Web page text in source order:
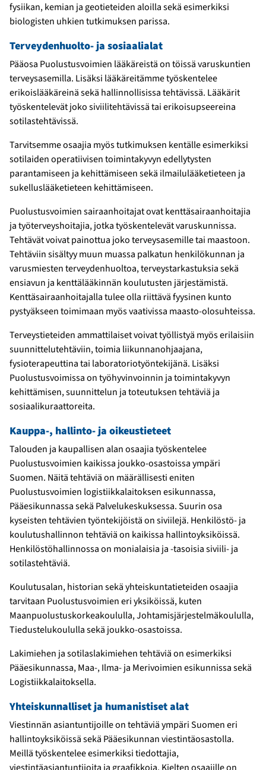
fysiikan, kemian ja geotieteiden aloilla sekä esimerkiksi
biologisten uhkien tutkimuksen parissa.
Terveydenhuolto- ja sosiaalialat
Pääosa Puolustusvoimien lääkäreistä on töissä varuskuntien
terveysasemilla. Lisäksi lääkäreitämme työskentelee
erikoislääkäreinä sekä hallinnollisissa tehtävissä. Lääkärit
työskentelevät joko siviilitehtävissä tai erikoisupseereina
sotilastehtävissä.
Tarvitsemme osaajia myös tutkimuksen kentälle esimerkiksi
sotilaiden operatiivisen toimintakyvyn edellytysten
parantamiseen ja kehittämiseen sekä ilmailulääketieteen ja
sukelluslääketieteen kehittämiseen.
Puolustusvoimien sairaanhoitajat ovat kenttäsairaanhoitajia
ja työterveyshoitajia, jotka työskentelevät varuskunnissa.
Tehtävät voivat painottua joko terveysasemille tai maastoon.
Tehtäviin sisältyy muun muassa palkatun henkilökunnan ja
varusmiesten terveydenhuoltoa, terveystarkastuksia sekä
ensiavun ja kenttälääkinnän koulutusten järjestämistä.
Kenttäsairaanhoitajalla tulee olla riittävä fyysinen kunto
pystyäkseen toimimaan myös vaativissa maasto-olosuhteissa.
Terveystieteiden ammattilaiset voivat työllistyä myös erilaisiin
suunnittelutehtäviin, toimia liikunnanohjaajana,
fysioterapeuttina tai laboratoriotyöntekijänä. Lisäksi
Puolustusvoimissa on työhyvinvoinnin ja toimintakyvyn
kehittämisen, suunnittelun ja toteutuksen tehtäviä ja
sosiaalikuraattoreita.
Kauppa-, hallinto- ja oikeustieteet
Talouden ja kaupallisen alan osaajia työskentelee
Puolustusvoimien kaikissa joukko-osastoissa ympäri
Suomen. Näitä tehtäviä on määrällisesti eniten
Puolustusvoimien logistiikkalaitoksen esikunnassa,
Pääesikunnassa sekä Palvelukeskuksessa. Suurin osa
kyseisten tehtävien työntekijöistä on siviilejä. Henkilöstö- ja
koulutushallinnon tehtäviä on kaikissa hallintoyksiköissä.
Henkilöstöhallinnossa on monialaisia ja -tasoisia siviili- ja
sotilastehtäviä.
Koulutusalan, historian sekä yhteiskuntatieteiden osaajia
tarvitaan Puolustusvoimien eri yksiköissä, kuten
Maanpuolustuskorkeakoululla, Johtamisjärjestelmäkoululla,
Tiedustelukoululla sekä joukko-osastoissa.
Lakimiehen ja sotilaslakimiehen tehtäviä on esimerkiksi
Pääesikunnassa, Maa-, Ilma- ja Merivoimien esikunnissa sekä
Logistiikkalaitoksella.
Yhteiskunnalliset ja humanistiset alat
Viestinnän asiantuntijoille on tehtäviä ympäri Suomen eri
hallintoyksiköissä sekä Pääesikunnan viestintäosastolla.
Meillä työskentelee esimerkiksi tiedottajia,